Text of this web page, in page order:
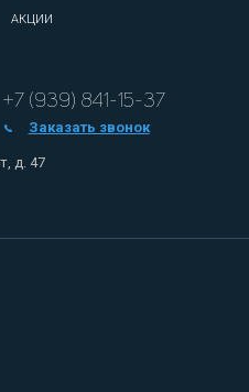
АКЦИИ
+7 (939) 841-15-37
Заказать звонок
д. 47